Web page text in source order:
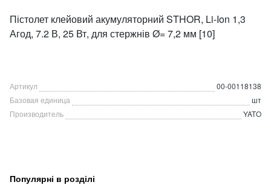
Пістолет клейовий акумуляторний STHOR, Li-Ion 1,3
Агод, 7.2 В, 25 Вт, для стержнів Ø= 7,2 мм [10]
Артикул
00-00118138
Базовая единица
шт
Производитель
YATO
Популярні в розділі